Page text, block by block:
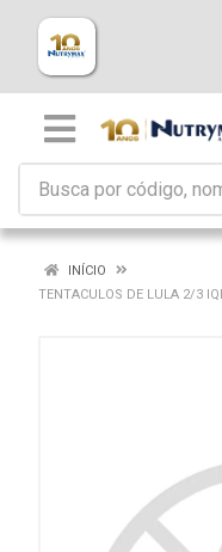
INÍCIO
TENTACULOS DE LULA 2/3